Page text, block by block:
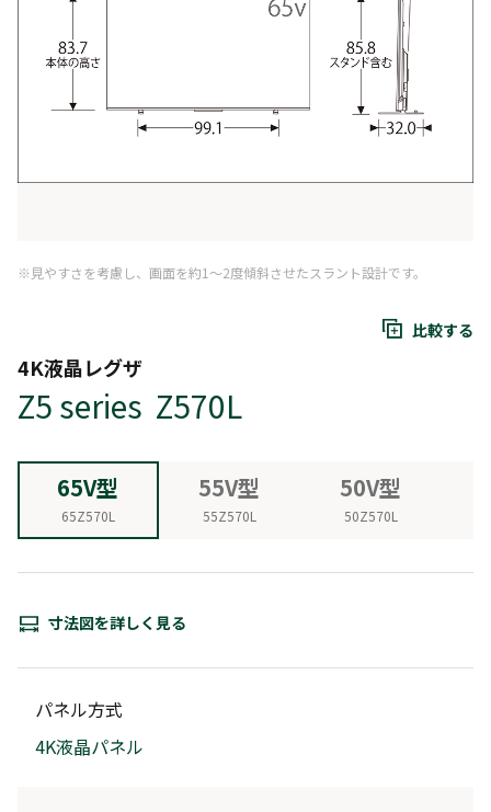
※見やすさを考慮し、画面を約1～2度傾斜させたスラント設計です。
比較する
4K液晶レグザ
Z5 series Z570L
65V型
65Z570L
55V型
55Z570L
50V型
50Z570L
寸法図を詳しく見る
パネル方式
4K液晶パネル